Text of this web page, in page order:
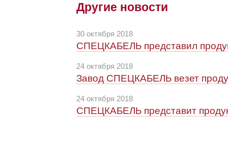
Другие новости
30 октября 2018
СПЕЦКАБЕЛЬ представил
24 октября 2018
Завод СПЕЦКАБЕЛЬ везет
24 октября 2018
СПЕЦКАБЕЛЬ представит